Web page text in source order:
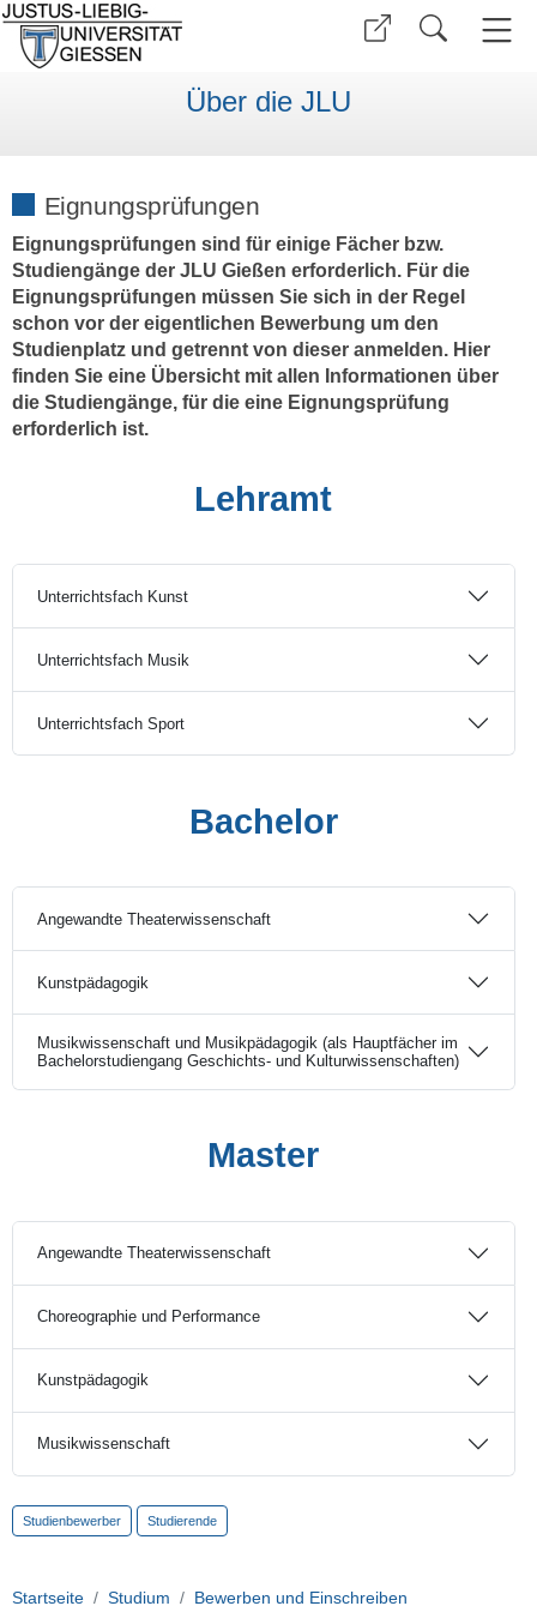
Über die JLU
Eignungsprüfungen
Eignungsprüfungen sind für einige Fächer bzw.
Studiengänge der JLU Gießen erforderlich. Für die
Eignungsprüfungen müssen Sie sich in der Regel
schon vor der eigentlichen Bewerbung um den
Studienplatz und getrennt von dieser anmelden. Hier
finden Sie eine Übersicht mit allen Informationen über
die Studiengänge, für die eine Eignungsprüfung
erforderlich ist.
Lehramt
Unterrichtsfach Kunst
Unterrichtsfach Musik
Unterrichtsfach Sport
Bachelor
Angewandte Theaterwissenschaft
Kunstpädagogik
Musikwissenschaft und Musikpädagogik (als Hauptfächer im
Bachelorstudiengang Geschichts- und Kulturwissenschaften)
Master
Angewandte Theaterwissenschaft
Choreographie und Performance
Kunstpädagogik
Musikwissenschaft
Studienbewerber Studierende
Startseite Studium Bewerben und Einschreiben